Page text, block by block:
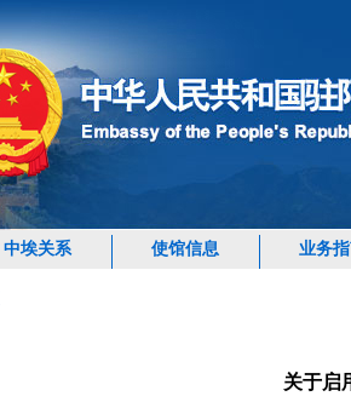
中埃关系 使馆信息 业务
关于启